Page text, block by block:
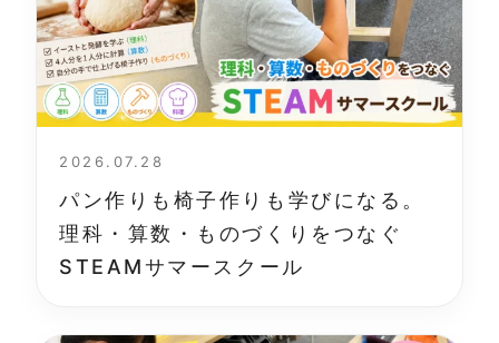
2026.07.28
パン作りも椅子作りも学びになる。
理科・算数・ものづくりをつなぐ
STEAMサマースクール